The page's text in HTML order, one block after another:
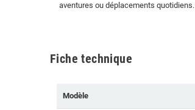
aventures ou déplacements quotidiens.
Fiche technique
Modèle